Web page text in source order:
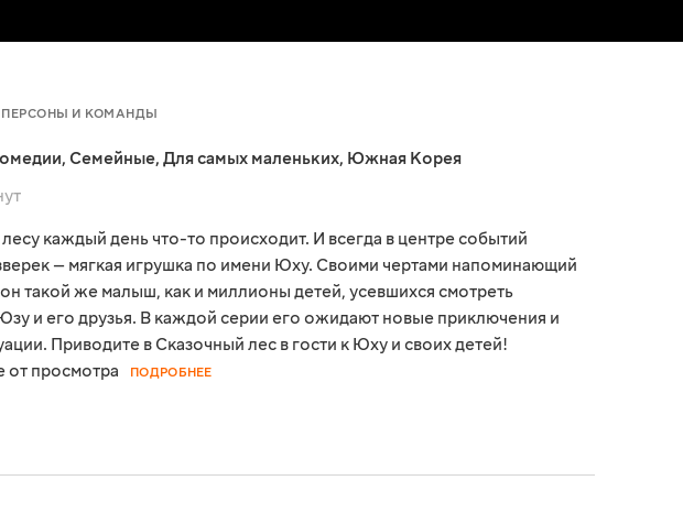
ПЕРСОНЫ И КОМАНДЫ
, Семейные, Для самых маленьких, Южная Корея
каждый день что-то происходит. И всегда в центре событий
— мягкая игрушка по имени Юху. Своими чертами напоминающий
такой же малыш, как и миллионы детей, усевшихся смотреть
и его друзья. В каждой серии его ожидают новые приключения и
Приводите в Сказочный лес в гости к Юху и своих детей!
от просмотра
ПОДРОБНЕЕ